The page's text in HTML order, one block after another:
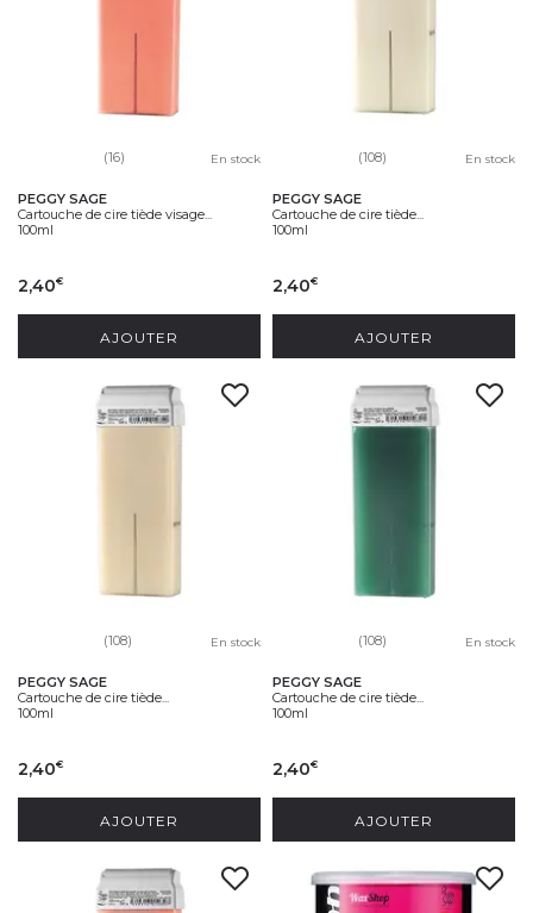
(16) En stock
PEGGY SAGE
Cartouche de cire tiède visage...
100ml
2,40€
AJOUTER
(108) En stock
PEGGY SAGE
Cartouche de cire tiède...
100ml
2,40€
AJOUTER
(108) En stock
PEGGY SAGE
Cartouche de cire tiède...
100ml
2,40€
AJOUTER
(108) En stock
PEGGY SAGE
Cartouche de cire tiède...
100ml
2,40€
AJOUTER